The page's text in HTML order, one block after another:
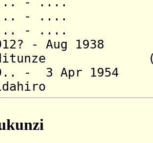
- ....
- ....
- Aug 1938
(d.
- 3 Apr